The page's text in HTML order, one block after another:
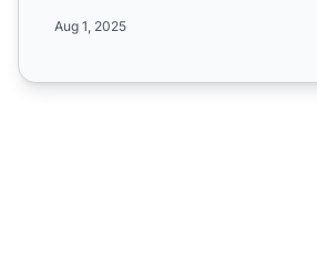
Aug 1, 2025